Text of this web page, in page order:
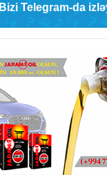
Bizi Telegram-da